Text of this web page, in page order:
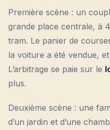
Première scène : un
grande place centrale, à
tram. Le panier de
la voiture a été vendue,
L’arbitrage se paie sur le
plus.
Deuxième scène : une
d’un jardin et d’une